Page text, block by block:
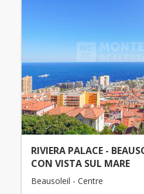
RIVIERA PALACE -
CON VISTA SUL MARE
Beausoleil - Centre